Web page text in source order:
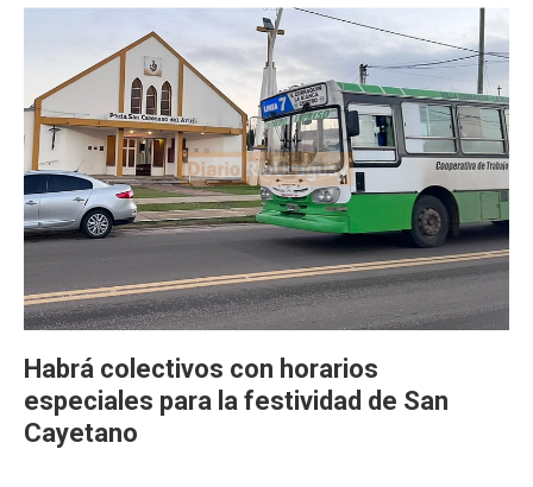
Habrá colectivos con horarios
especiales para la festividad de San
Cayetano